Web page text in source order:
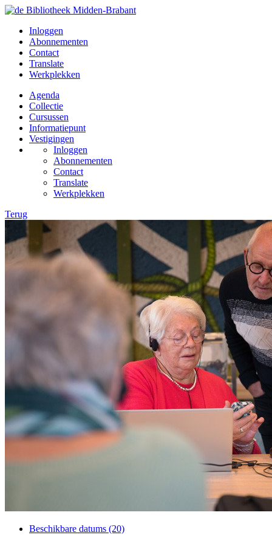
Inloggen
Abonnementen
Contact
Translate
Werkplekken
Agenda
Collectie
Cursussen
Informatiepunt
Vestigingen
Inloggen
Abonnementen
Contact
Translate
Werkplekken
Terug
Beschikbare datums (20)